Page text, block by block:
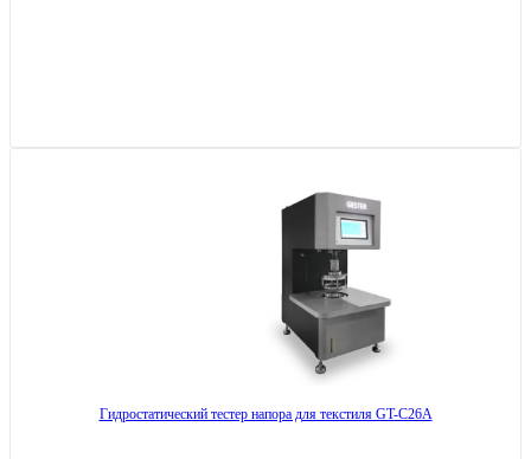
Гидростатический тестер напора для текстиля GT-C26A